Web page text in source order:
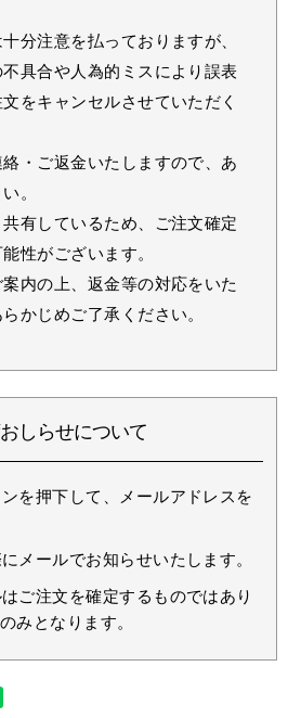
分注意を払っておりますが、
具合や人為的ミスにより誤表
をキャンセルさせていただく
・ご返金いたしますので、あ
。
共有しているため、ご注文確定
性がございます。
内の上、返金等の対応をいた
かじめご了承ください。
しらせについて
を押下して、メールアドレスを
メールでお知らせいたします。
ご注文を確定するものではあり
みとなります。